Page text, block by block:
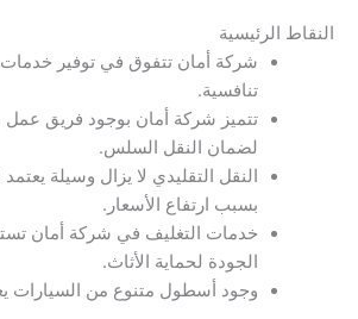
النقاط الرئيسية
شركة أمان تتفوق في توفير
تنافسية.
تتميز شركة أمان بوجود فريق
لضمان النقل السلس.
النقل التقليدي لا يزال وسيلة يعتمد
بسبب ارتفاع الأسعار.
خدمات التغليف في شركة أمان
الجودة لحماية الأثاث.
وجود أسطول متنوع من السيارات